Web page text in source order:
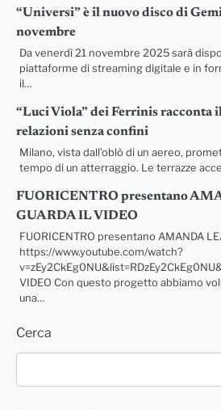
“Universi” è il nuovo disco di
novembre
Da venerdì 21 novembre 2025 sarà
piattaforme di streaming digitale e in
il…
“Luci Viola” dei Ferrinis racconta
relazioni senza confini
Milano, vista dall’oblò di un aereo,
tempo di un atterraggio. Le terrazze
FUORICENTRO presentano
GUARDA IL VIDEO
FUORICENTRO presentano AMANDA
https://www.youtube.com/watch?
VIDEO Con questo progetto abbiamo
una…
Cerca